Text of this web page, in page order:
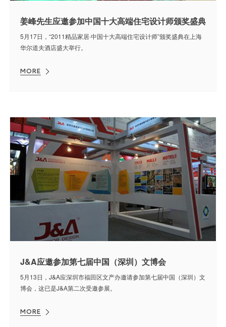
姜峰先生应邀参加中国十大高端住宅设计师颁奖盛典
5月17日，“2011精品家居·中国十大高端住宅设计师”颁奖盛典在上海
华尔道夫酒店盛大举行。
MORE
J&A应邀参加第七届中国（深圳）文博会
5月13日，J&A应深圳市福田区文产办邀请参加第七届中国（深圳）文
博会，这已是J&A第二次受邀参展。
MORE